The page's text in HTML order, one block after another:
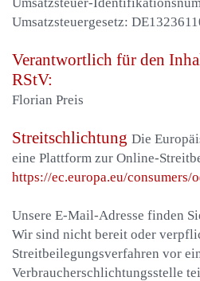
Umsatzsteuergesetz:
Verantwortlich für den
RStV:
Florian Preis
Streitschlichtung Die
eine Plattform zur Online-
https://ec.europa.eu/consumers/
Unsere E-Mail-Adresse finden
Wir sind nicht bereit oder
Streitbeilegungsverfahren vor
Verbraucherschlichtungsstelle